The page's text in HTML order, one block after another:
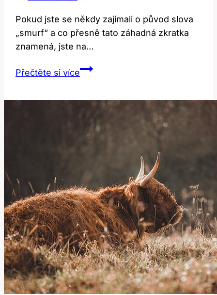
Pokud jste se někdy zajímali o původ slova
„smurf“ a co přesně tato záhadná zkratka
znamená, jste na…
Přečtěte si víceSmurf:
znamená
zajímavé